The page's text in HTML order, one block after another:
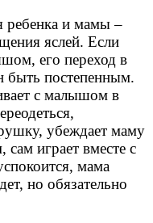
и мамы –
яслей. Если
его переход в
быть постепенным.
с малышом в
убеждает маму
играет вместе с
мама
но обязательно